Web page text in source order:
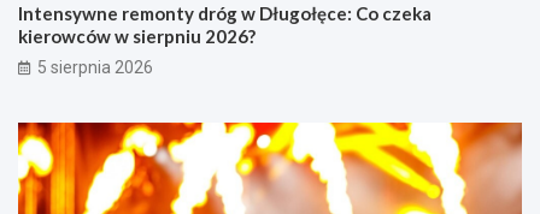
Intensywne remonty dróg w Długołęce: Co czeka
kierowców w sierpniu 2026?
5 sierpnia 2026